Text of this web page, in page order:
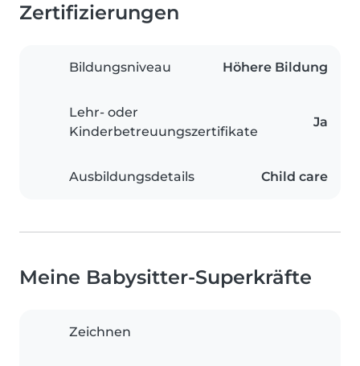
Zertifizierungen
Bildungsniveau Höhere Bildung
Lehr- oder
Kinderbetreuungszertifikate
Ja
Ausbildungsdetails Child care
Meine Babysitter-Superkräfte
Zeichnen